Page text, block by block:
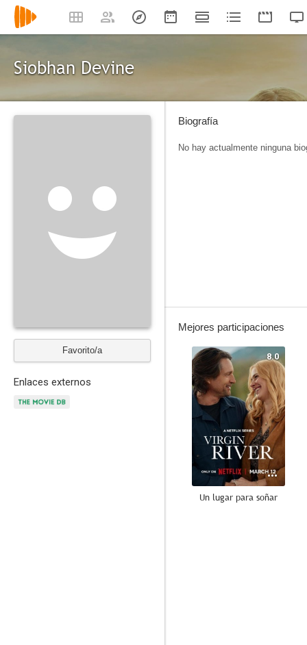
Siobhan Devine
Favorito/a
Enlaces externos
Biografía
No hay actualmente ninguna
Mejores participaciones
8.0
Un lugar para soñar